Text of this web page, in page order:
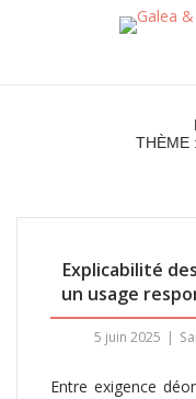
THÈME
Explicabilité
un usage
5 juin 2025
Entre exigence